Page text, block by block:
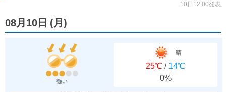
10日12:00発表
08月10日 (月 )
強い
晴
25℃ / 14℃
0%